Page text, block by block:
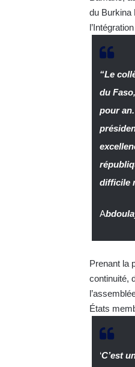
du Burkina
“Le
du
pour
difficile
A
Prenant la
continuité,
États
‘C’est